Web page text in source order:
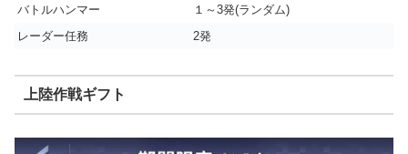
バトルハンマー
１～3発(ランダム)
レーダー任務
2発
上陸作戦ギフト